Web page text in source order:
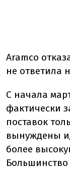
Aramco
не ответила
С начала
фактически
поставок
вынуждены
более
Большинство